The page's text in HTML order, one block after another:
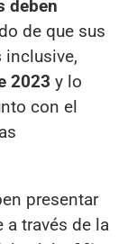
deben
de que sus
inclusive,
2023 y lo
con el
presentar
a través de la